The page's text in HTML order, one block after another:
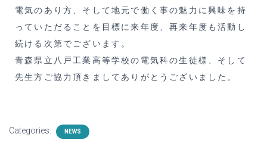
電気のあり方、そして地元で働く事の魅力に興味を持
っていただることを目標に来年度、再来年度も活動し
続ける次第でございます。
青森県立八戸工業高等学校の電気科の生徒様、そして
先生方ご協力頂きましてありがとうございました。
Categories: NEWS